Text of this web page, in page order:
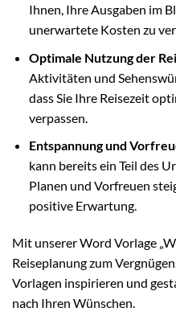
Ihnen, Ihre Ausgaben im
unerwartete Kosten zu
Optimale Nutzung der
Aktivitäten und
dass Sie Ihre Reisezeit
verpassen.
Entspannung und
kann bereits ein Teil des
Planen und Vorfreuen
positive Erwartung.
Mit unserer Word Vorlage
Reiseplanung zum
Vorlagen inspirieren und
nach Ihren Wünschen.